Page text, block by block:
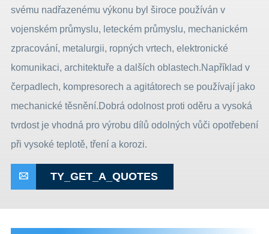
svému nadřazenému výkonu byl široce používán v
vojenském průmyslu, leteckém průmyslu, mechanickém
zpracování, metalurgii, ropných vrtech, elektronické
komunikaci, architektuře a dalších oblastech.Například v
čerpadlech, kompresorech a agitátorech se používají jako
mechanické těsnění.Dobrá odolnost proti oděru a vysoká
tvrdost je vhodná pro výrobu dílů odolných vůči opotřebení
při vysoké teplotě, tření a korozi.
 TY_GET_A_QUOTES